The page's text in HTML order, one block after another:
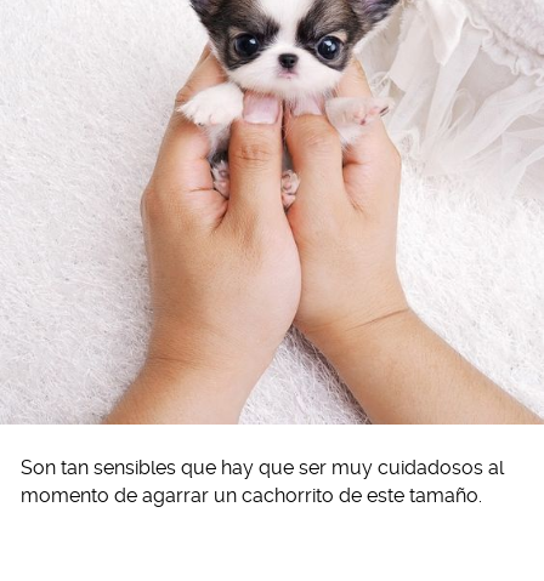
Son tan sensibles que hay que ser muy cuidadosos al
momento de agarrar un cachorrito de este tamaño.